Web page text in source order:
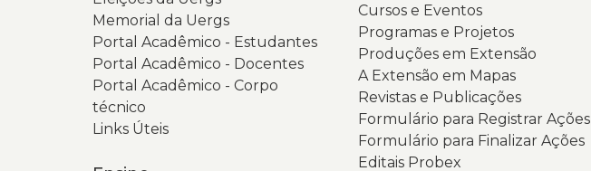
Memorial da Uergs
Portal Acadêmico - Estudantes
Portal Acadêmico - Docentes
Portal Acadêmico - Corpo
técnico
Links Úteis
Cursos e Eventos
Programas e Projetos
Produções em Extensão
A Extensão em Mapas
Revistas e Publicações
Formulário para Registrar Ações
Formulário para Finalizar Ações
Editais Probex